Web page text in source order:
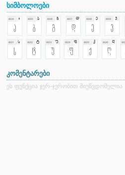
სიმბოლოები
კომენტარები
ეს ფუნქცია ჯერ-ჯერობით მიუწვდომელია